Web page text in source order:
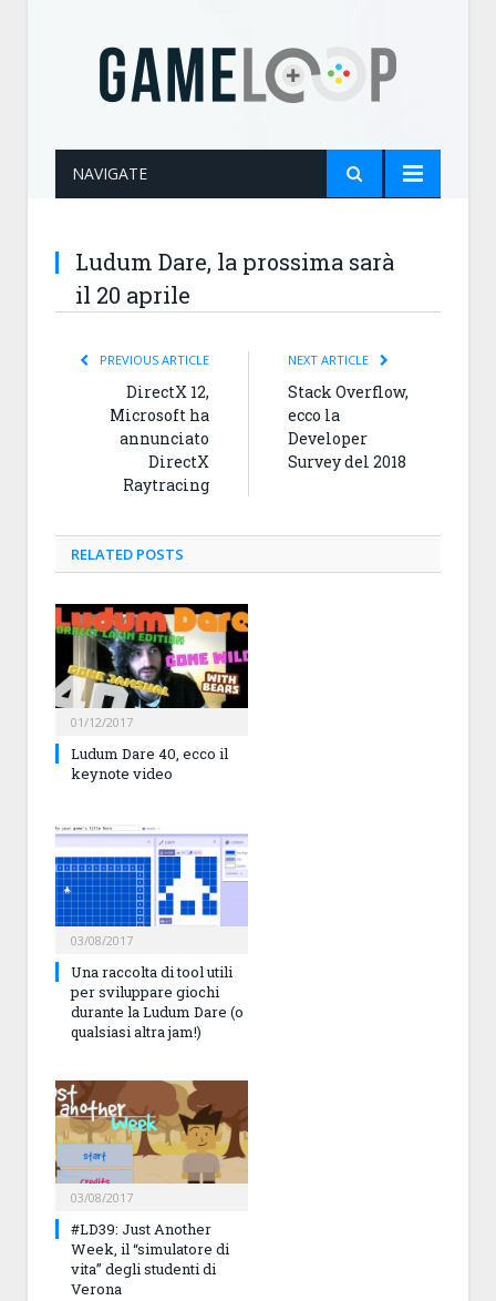
NAVIGATE
Ludum Dare, la prossima sarà
il 20 aprile
PREVIOUS ARTICLE
DirectX 12,
Microsoft ha
annunciato
DirectX
Raytracing
NEXT ARTICLE
Stack Overflow,
ecco la
Developer
Survey del 2018
RELATED POSTS
01/12/2017
Ludum Dare 40, ecco il
keynote video
03/08/2017
Una raccolta di tool utili
per sviluppare giochi
durante la Ludum Dare (o
qualsiasi altra jam!)
03/08/2017
#LD39: Just Another
Week, il “simulatore di
vita” degli studenti di
Verona